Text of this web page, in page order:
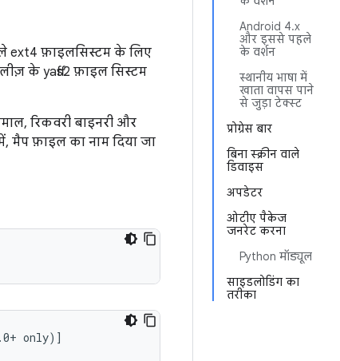
Android 4.x
और इससे पहले
के वर्शन
स्थानीय भाषा में
खाता वापस पाने
से जुड़ा टेक्स्ट
प्रोग्रेस बार
बिना स्क्रीन वाले
डिवाइस
अपडेटर
ओटीए पैकेज
जनरेट करना
Python मॉड्यूल
साइडलोडिंग का
तरीका
ext4 फ़ाइलसिस्टम के लिए
के yaffs2 फ़ाइल सिस्टम
रिकवरी बाइनरी और
मैप फ़ाइल का नाम दिया जा
only)]